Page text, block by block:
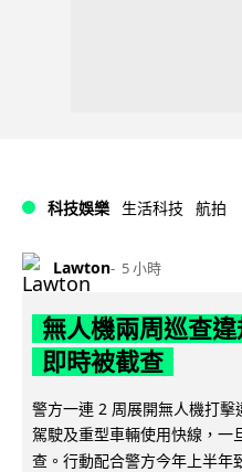
科技娛樂 生活科技 航拍
Lawton 5 小時
無人機兩周巡查
即時被截查
警方一連 2 周展開無人機打
駕駛及重型車輛使用快線，一
查。行動配合警方今年上半年